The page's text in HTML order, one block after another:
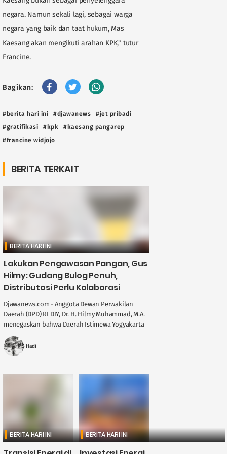
negara. Namun sekali lagi, sebagai warga
negara yang baik dan taat hukum, Mas
Kaesang akan mengikuti arahan KPK," tutur
Francine.
Bagikan:
#berita hari ini #djawanews
#jet pribadi
#gratifikasi
#kpk
#kaesang pangarep
#francine widjojo
BERITA TERKAIT
BERITA HARI INI
Lakukan Pengawasan Pangan, Gus
Hilmy: Gudang Bulog Penuh,
Distributosi Perlu Kolaborasi
Djawanews.com - Anggota Dewan Perwakilan
Daerah (DPD) RI DIY, Dr. H. Hilmy Muhammad, M.A.
menegaskan bahwa Daerah Istimewa Yogyakarta
memegang peran penting dalam menjaga
stabilitas ....
MS Hadi
BERITA HARI INI BERITA HARI INI